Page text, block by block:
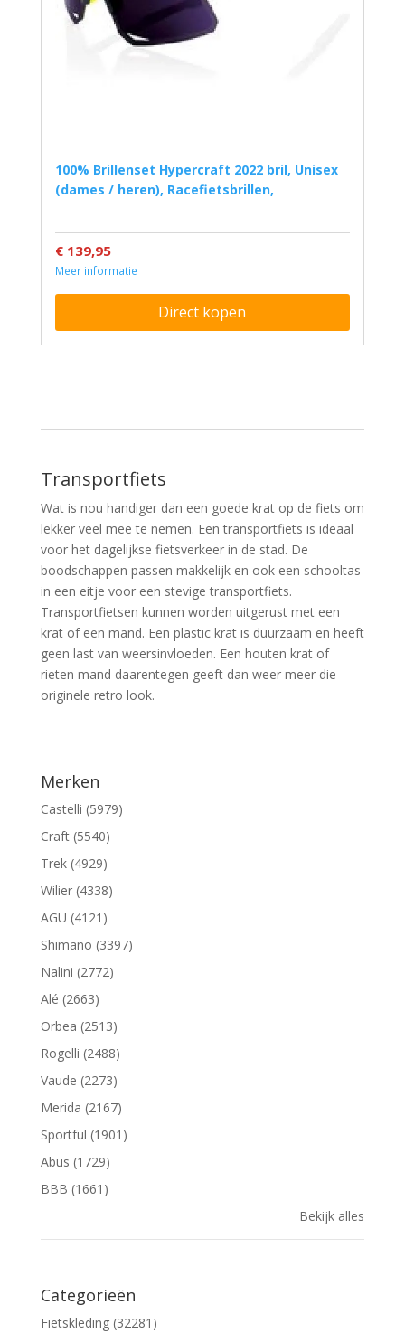
100% Brillenset Hypercraft 2022 bril, Unisex
(dames / heren), Racefietsbrillen,
€ 139,95
Meer informatie
Direct kopen
Transportfiets
Wat is nou handiger dan een goede krat op de fiets om
lekker veel mee te nemen. Een transportfiets is ideaal
voor het dagelijkse fietsverkeer in de stad. De
boodschappen passen makkelijk en ook een schooltas
in een eitje voor een stevige transportfiets.
Transportfietsen kunnen worden uitgerust met een
krat of een mand. Een plastic krat is duurzaam en heeft
geen last van weersinvloeden. Een houten krat of
rieten mand daarentegen geeft dan weer meer die
originele retro look.
Merken
Castelli (5979)
Craft (5540)
Trek (4929)
Wilier (4338)
AGU (4121)
Shimano (3397)
Nalini (2772)
Alé (2663)
Orbea (2513)
Rogelli (2488)
Vaude (2273)
Merida (2167)
Sportful (1901)
Abus (1729)
BBB (1661)
Bekijk alles
Categorieën
Fietskleding (32281)